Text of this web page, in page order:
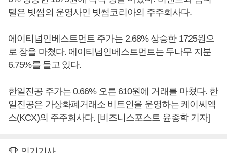
텔은 빗썸의 운영사인 빗썸코리아의 주주회사다.
에이티넘인베스트먼트 주가는 2.68% 상승한 1725원으
로 장을 마쳤다. 에이티넘인베스트먼트는 두나무 지분
6.75%를 들고 있다.
한일진공 주가는 0.66% 오른 610원에 거래를 마쳤다. 한
일진공은 가상화폐거래소 비트인을 운영하는 케이씨엑
스(KCX)의 주주회사다. [비즈니스포스트 윤종학 기자]